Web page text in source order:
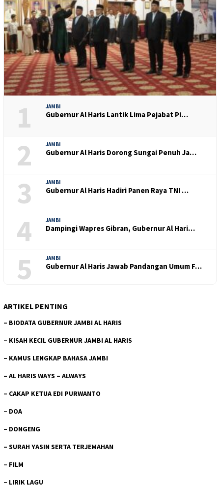
1 JAMBI
Gubernur Al Haris Lantik Lima Pejabat Pi…
2 JAMBI
Gubernur Al Haris Dorong Sungai Penuh Ja…
3 JAMBI
Gubernur Al Haris Hadiri Panen Raya TNI …
4 JAMBI
Dampingi Wapres Gibran, Gubernur Al Hari…
5 JAMBI
Gubernur Al Haris Jawab Pandangan Umum F…
ARTIKEL PENTING
– BIODATA GUBERNUR JAMBI AL HARIS
– KISAH KECIL GUBERNUR JAMBI AL HARIS
– KAMUS LENGKAP BAHASA JAMBI
– AL HARIS WAYS – ALWAYS
– CAKAP KETUA EDI PURWANTO
– DOA
– DONGENG
– SURAH YASIN SERTA TERJEMAHAN
– FILM
– LIRIK LAGU